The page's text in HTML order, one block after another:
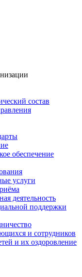
состав
обеспечение
услуги
деятельность
поддержки
и сотрудников
и их оздоровление